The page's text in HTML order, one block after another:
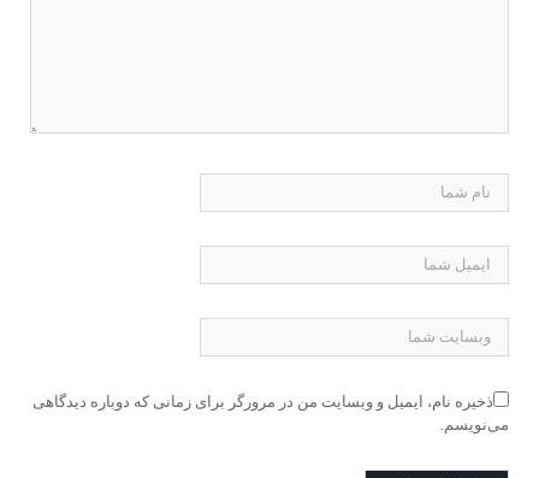
ذخیره نام، ایمیل و وبسایت من در مرورگر برای زمانی که دوباره دیدگاهی
می‌نویسم.